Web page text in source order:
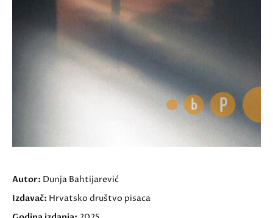
Autor: Dunja Bahtijarević
Izdavač: Hrvatsko društvo pisaca